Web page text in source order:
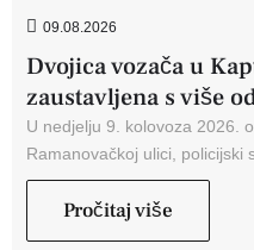
09.08.2026
Dvojica vozača u
zaustavljena s više
U nedjelju 9. kolovoza 2026.
Ramanovačkoj ulici, policijski
Pročitaj više